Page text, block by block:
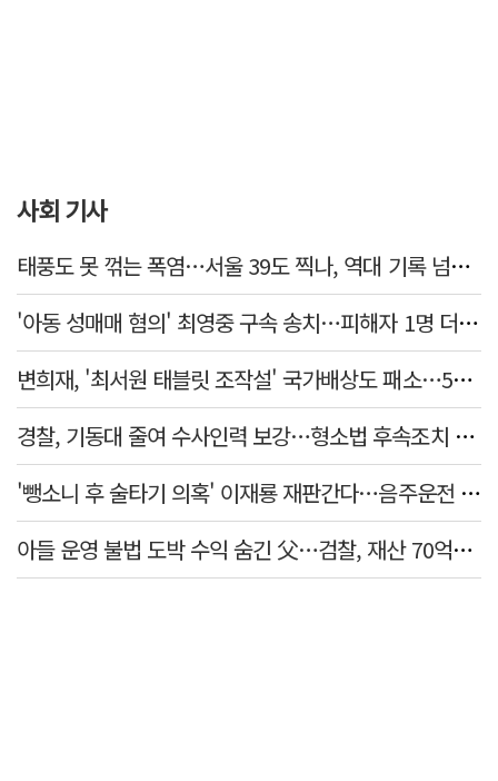
사회 기사
태풍도 못 꺾는 폭염…서울 39도 찍나, 역대 기록 넘본다
'아동 성매매 혐의' 최영중 구속 송치…피해자 1명 더 있었다
변희재, '최서원 태블릿 조작설' 국가배상도 패소…5천만원 청구 기각
경찰, 기동대 줄여 수사인력 보강…형소법 후속조치 본격화
'뺑소니 후 술타기 의혹' 이재룡 재판간다…음주운전 혐의 제외
아들 운영 불법 도박 수익 숨긴 父…검찰, 재산 70억원 몰수